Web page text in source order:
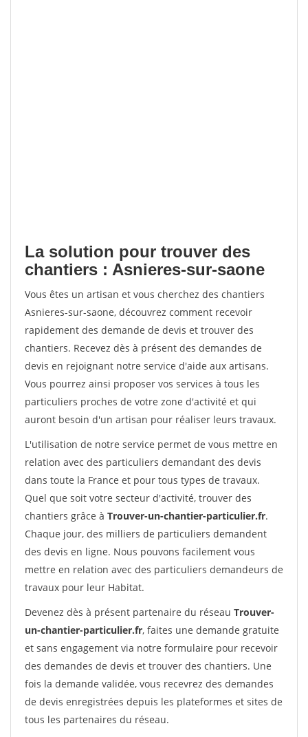
La solution pour trouver des
chantiers : Asnieres-sur-saone
Vous êtes un artisan et vous cherchez des chantiers
Asnieres-sur-saone, découvrez comment recevoir
rapidement des demande de devis et trouver des
chantiers. Recevez dès à présent des demandes de
devis en rejoignant notre service d'aide aux artisans.
Vous pourrez ainsi proposer vos services à tous les
particuliers proches de votre zone d'activité et qui
auront besoin d'un artisan pour réaliser leurs travaux.
L'utilisation de notre service permet de vous mettre en
relation avec des particuliers demandant des devis
dans toute la France et pour tous types de travaux.
Quel que soit votre secteur d'activité, trouver des
chantiers grâce à Trouver-un-chantier-particulier.fr.
Chaque jour, des milliers de particuliers demandent
des devis en ligne. Nous pouvons facilement vous
mettre en relation avec des particuliers demandeurs de
travaux pour leur Habitat.
Devenez dès à présent partenaire du réseau Trouver-
un-chantier-particulier.fr, faites une demande gratuite
et sans engagement via notre formulaire pour recevoir
des demandes de devis et trouver des chantiers. Une
fois la demande validée, vous recevrez des demandes
de devis enregistrées depuis les plateformes et sites de
tous les partenaires du réseau.